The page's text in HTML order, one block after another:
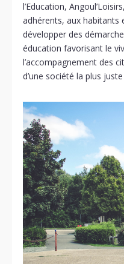
l’Education,
adhérents, aux habitants
développer des
éducation favorisant le
l’accompagnement des
d’une société la plus